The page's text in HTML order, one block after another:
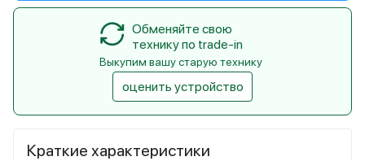
Краткие характеристики
Обменяйте свою
технику по trade-in
Выкупим вашу старую технику
оценить устройство